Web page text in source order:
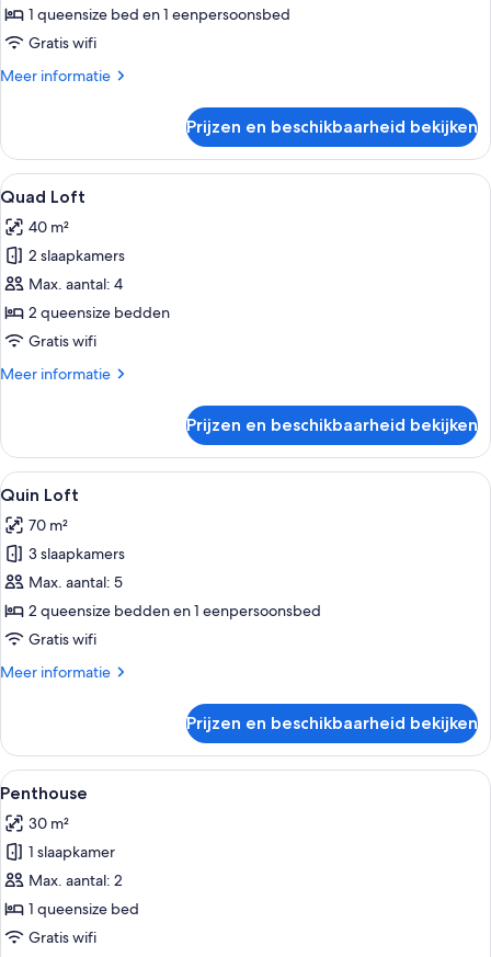
laden1 queensize bed en 1 eenpersoonsbed
Gratis wifi
Meer informatie
Meer
Loft
Prijzen en beschikbaarheid bekijken
Alle
foto's
voor
Quad
Loft
laden
Een moderne slaapkamer met een
5
Quad Loft
40 m²
2 slaapkamers
Max. aantal: 4
2 queensize bedden
Gratis wifi
Meer informatie
Meer
Loft
Prijzen en beschikbaarheid bekijken
Alle
foto's
voor
Quin
Loft
laden
Een slaapkamer met twee bedden,
4
Quin Loft
70 m²
3 slaapkamers
Max. aantal: 5
2 queensize bedden en 1 eenpersoonsbed
Gratis wifi
Meer informatie
Meer
Loft
Prijzen en beschikbaarheid bekijken
Alle
foto's
voor
Penthouse
laden
Een modern gebouw met grote
4
Penthouse
30 m²
1 slaapkamer
Max. aantal: 2
1 queensize bed
Gratis wifi